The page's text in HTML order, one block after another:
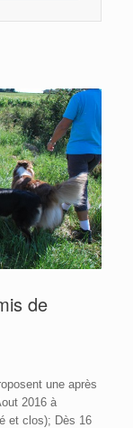
de
une après
2016 à
et clos); Dès 16